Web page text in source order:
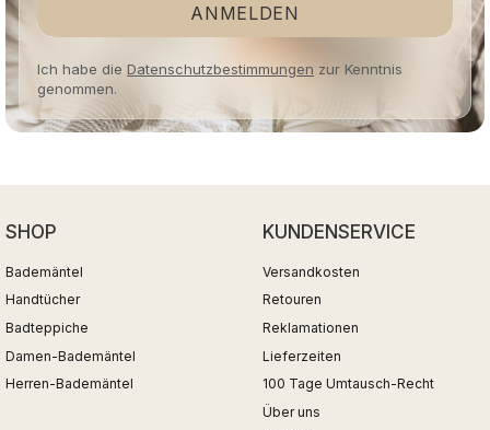
ANMELDEN
Ich habe die Datenschutzbestimmungen zur Kenntnis
genommen.
SHOP
Bademäntel
Handtücher
Badteppiche
Damen-Bademäntel
Herren-Bademäntel
KUNDENSERVICE
Versandkosten
Retouren
Reklamationen
Lieferzeiten
100 Tage Umtausch-Recht
Über uns